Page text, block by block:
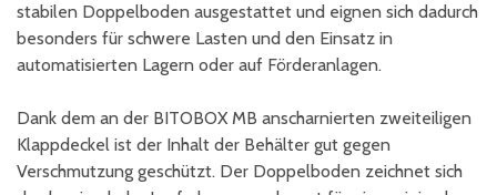
stabilen Doppelboden ausgestattet und eignen sich dadurch
besonders für schwere Lasten und den Einsatz in
automatisierten Lagern oder auf Förderanlagen.
Dank dem an der BITOBOX MB anscharnierten zweiteiligen
Klappdeckel ist der Inhalt der Behälter gut gegen
Verschmutzung geschützt. Der Doppelboden zeichnet sich